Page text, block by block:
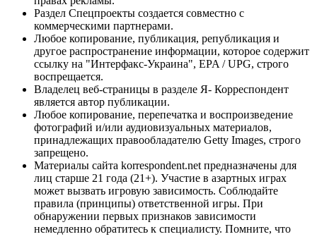
Раздел Спецпроекты создается совместно с
коммерческими партнерами.
Любое копирование, публикация, републикация и
другое распространение информации, которое содержит
ссылку на "Интерфакс-Украина", EPA / UPG, строго
воспрещается.
Владелец веб-страницы в разделе Я- Корреспондент
является автор публикации.
Любое копирование, перепечатка и воспроизведение
фотографий и/или аудиовизуальных материалов,
принадлежащих правообладателю Getty Images, строго
запрещено.
Материалы сайта korrespondent.net предназначены для
лиц старше 21 года (21+). Участие в азартных играх
может вызвать игровую зависимость. Соблюдайте
правила (принципы) ответственной игры. При
обнаружении первых признаков зависимости
немедленно обратитесь к специалисту. Помните, что